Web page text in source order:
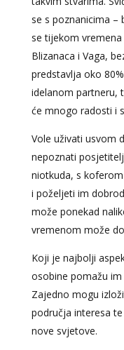
se s poznanicima –
se tijekom
Blizanaca i Vaga,
predstavlja oko
idelanom partneru,
će mnogo radosti i
Vole uživati ​​usvom
nepoznati
niotkuda, s
i poželjeti im
može ponekad
vremenom može
Koji je najbolji
osobine pomažu
Zajedno mogu
područja interesa
nove svjetove.